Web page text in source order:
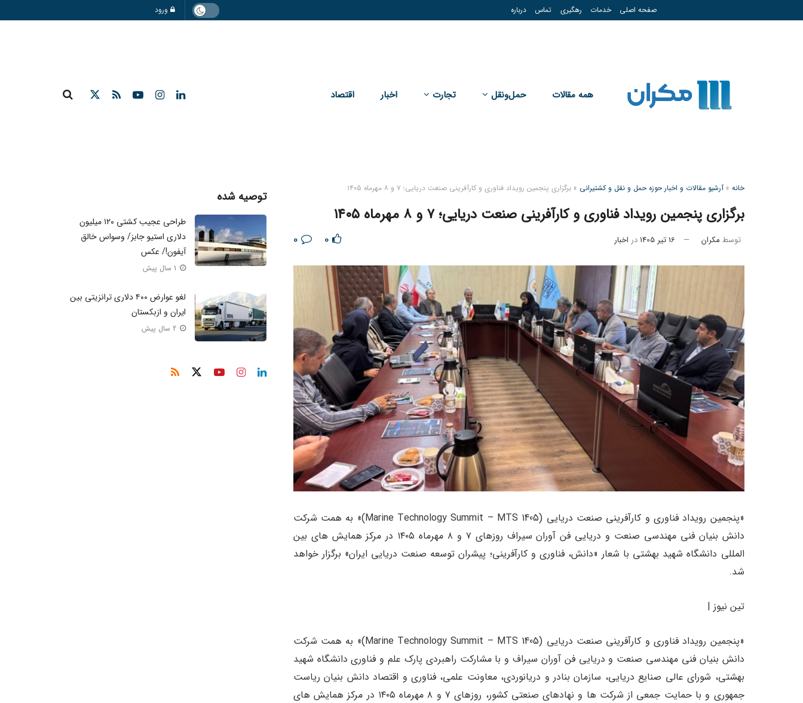
صفحه اصلی خدمات رهگیری تماس درباره ورود
همه مقالات حمل‌و‌نقل تجارت اخبار اقتصاد
خانه »آرشیو مقالات و اخبار حوزه حمل و نقل و کشتیرانی »برگزاری پنجمین رویداد فناوری و کارآفرینی صنعت دریایی؛ ۷ و ۸ مهرماه ۱۴۰۵
برگزاری پنجمین رویداد فناوری و کارآفرینی صنعت دریایی؛ ۷ و ۸ مهرماه ۱۴۰۵
توسط مکران 16 تیر 1405 در اخبار 0
«پنجمین رویداد فناوری و کارآفرینی صنعت دریایی (Marine Technology Summit – MTS 1405)» به همت شرکت
دانش بنیان فنی مهندسی صنعت و دریایی فن آوران سیراف روزهای ۷ و ۸ مهرماه ۱۴۰۵ در مرکز همایش های بین
المللی دانشگاه شهید بهشتی با شعار «دانش، فناوری و کارآفرینی؛ پیشران توسعه صنعت دریایی ایران» برگزار خواهد
شد.
تین نیوز |
«پنجمین رویداد فناوری و کارآفرینی صنعت دریایی (Marine Technology Summit – MTS 1405)» به همت شرکت
دانش بنیان فنی مهندسی صنعت و دریایی فن آوران سیراف و با مشارکت راهبردی پارک علم و فناوری دانشگاه شهید
بهشتی، شورای عالی صنایع دریایی، سازمان بنادر و دریانوردی، معاونت علمی، فناوری و اقتصاد دانش بنیان ریاست
جمهوری و با حمایت جمعی از شرکت ها و نهادهای صنعتی کشور، روزهای ۷ و ۸ مهرماه ۱۴۰۵ در مرکز همایش های
توصیه شده
طراحی عجیب کشتی ۱۲۰ میلیون
دلاری استیو جابز/ وسواس خالق
آیفون!/ عکس
لغو عوارض ۴۰۰ دلاری ترانزیتی بین
ایران و ازبکستان
2 سال پیش